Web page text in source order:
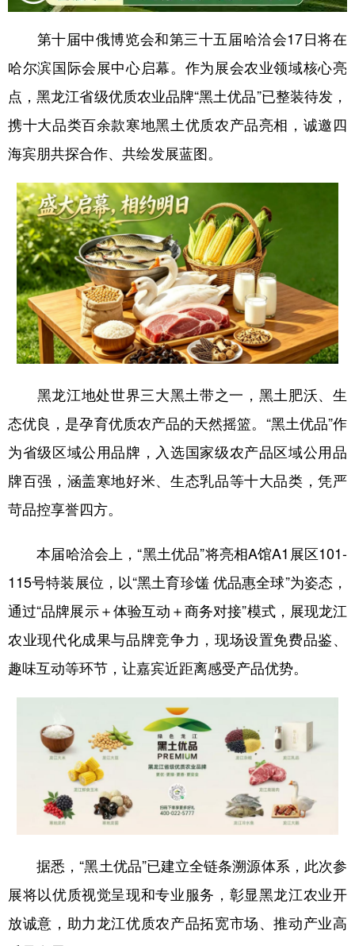
多语种频道
English Español Français عربى
Русский язык 日本語 한국어
第十届中俄博览会和第三十五届哈洽会17日将在
哈尔滨国际会展中心启幕。作为展会农业领域核心亮
点，黑龙江省级优质农业品牌“黑土优品”已整装待发，
携十大品类百余款寒地黑土优质农产品亮相，诚邀四
海宾朋共探合作、共绘发展蓝图。
黑龙江地处世界三大黑土带之一，黑土肥沃、生
态优良，是孕育优质农产品的天然摇篮。“黑土优品”作
为省级区域公用品牌，入选国家级农产品区域公用品
牌百强，涵盖寒地好米、生态乳品等十大品类，凭严
苛品控享誉四方。
本届哈洽会上，“黑土优品”将亮相A馆A1展区101-
115号特装展位，以“黑土育珍馐 优品惠全球”为姿态，
通过“品牌展示＋体验互动＋商务对接”模式，展现龙江
农业现代化成果与品牌竞争力，现场设置免费品鉴、
趣味互动等环节，让嘉宾近距离感受产品优势。
据悉，“黑土优品”已建立全链条溯源体系，此次参
展将以优质视觉呈现和专业服务，彰显黑龙江农业开
放诚意，助力龙江优质农产品拓宽市场、推动产业高